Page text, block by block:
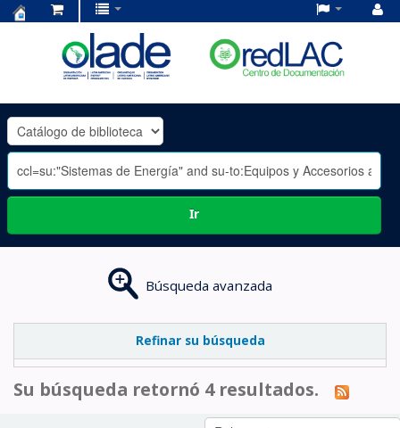
OLADE
-
Ir
Búsqueda avanzada
Refinar su búsqueda
Su búsqueda retornó 4 resultados.